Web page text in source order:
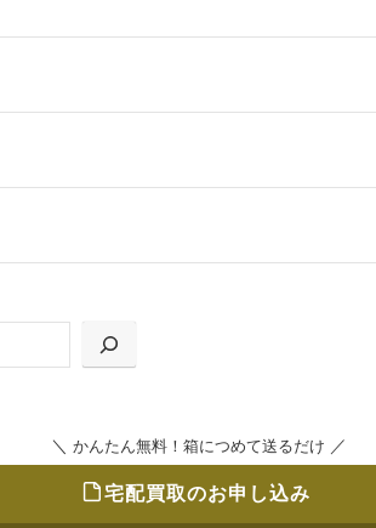
込」からお選びいただけます。
送るだけで簡単にご利用いただけます。
＼ かんたん無料！箱につめて送るだけ ／
宅配買取のお申し込み